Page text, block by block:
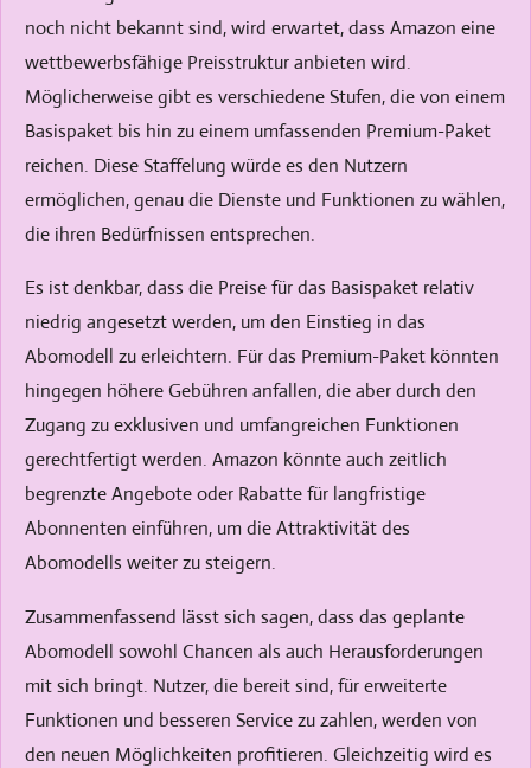
noch nicht bekannt sind, wird erwartet, dass Amazon eine
wettbewerbsfähige Preisstruktur anbieten wird.
Möglicherweise gibt es verschiedene Stufen, die von einem
Basispaket bis hin zu einem umfassenden Premium-Paket
reichen. Diese Staffelung würde es den Nutzern
ermöglichen, genau die Dienste und Funktionen zu wählen,
die ihren Bedürfnissen entsprechen.
Es ist denkbar, dass die Preise für das Basispaket relativ
niedrig angesetzt werden, um den Einstieg in das
Abomodell zu erleichtern. Für das Premium-Paket könnten
hingegen höhere Gebühren anfallen, die aber durch den
Zugang zu exklusiven und umfangreichen Funktionen
gerechtfertigt werden. Amazon könnte auch zeitlich
begrenzte Angebote oder Rabatte für langfristige
Abonnenten einführen, um die Attraktivität des
Abomodells weiter zu steigern.
Zusammenfassend lässt sich sagen, dass das geplante
Abomodell sowohl Chancen als auch Herausforderungen
mit sich bringt. Nutzer, die bereit sind, für erweiterte
Funktionen und besseren Service zu zahlen, werden von
den neuen Möglichkeiten profitieren. Gleichzeitig wird es